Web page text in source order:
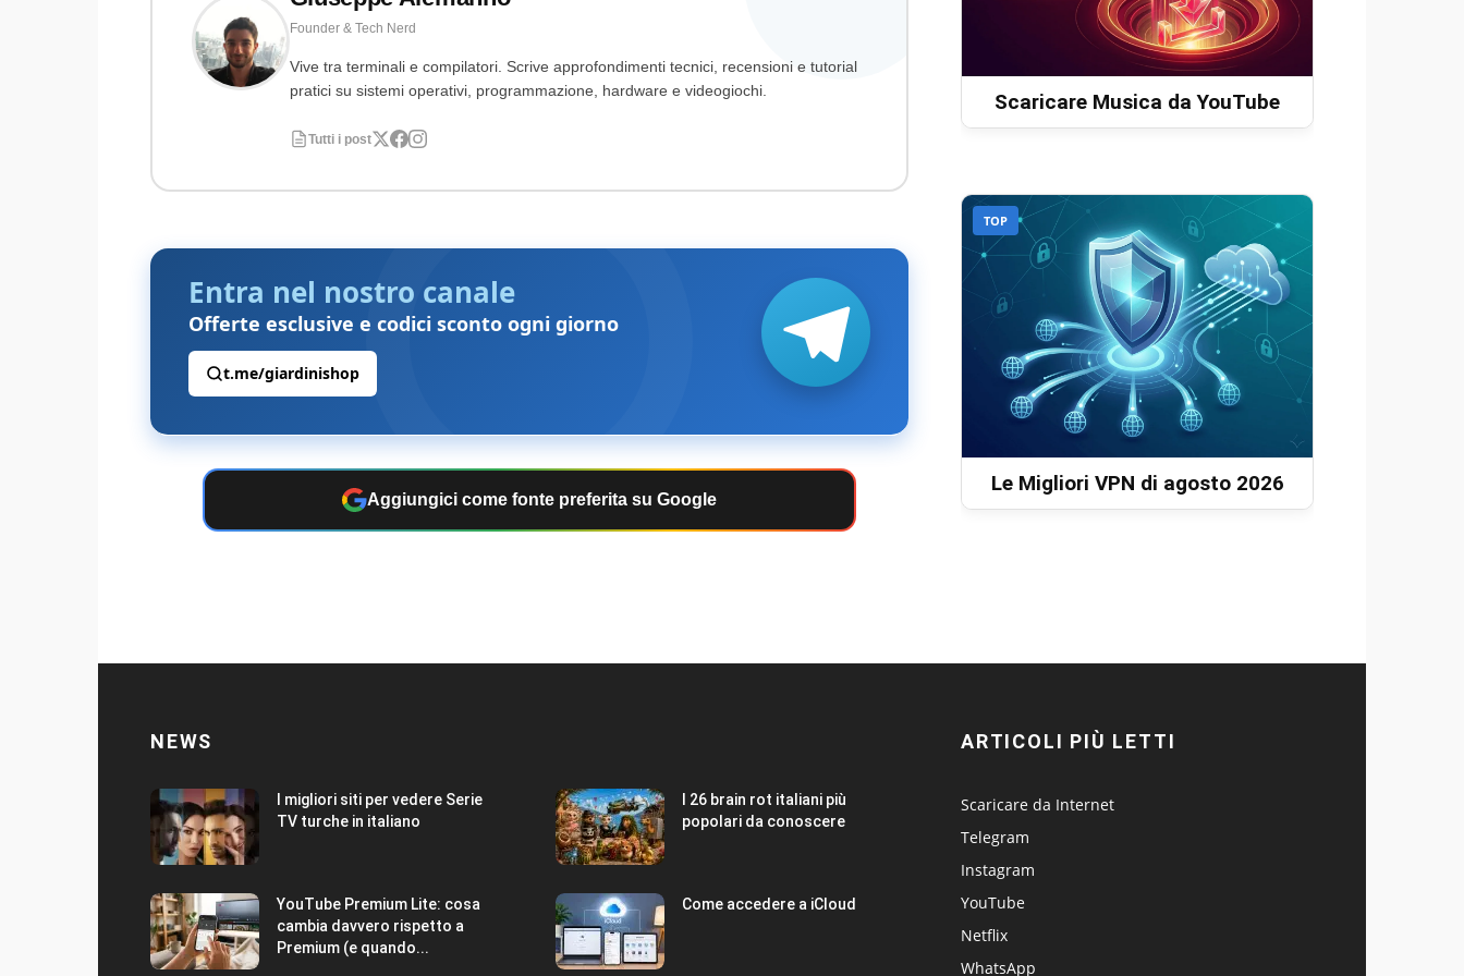
Founder & Tech Nerd
Vive tra terminali e compilatori. Scrive approfondimenti tecnici, recensioni e tutorial
pratici su sistemi operativi, programmazione, hardware e videogiochi.
Tutti i post
Entra nel nostro canale
Offerte esclusive e codici sconto ogni giorno
t.me/giardinishop
Aggiungici come fonte preferita su Google
Scaricare Musica da YouTube
TOP
Le Migliori VPN di agosto 2026
NEWS
I migliori siti per vedere Serie
TV turche in italiano
I 26 brain rot italiani più
popolari da conoscere
YouTube Premium Lite: cosa
cambia davvero rispetto a
Premium (e quando...
Come accedere a iCloud
ARTICOLI PIÙ LETTI
Scaricare da Internet
Telegram
Instagram
YouTube
Netflix
WhatsApp